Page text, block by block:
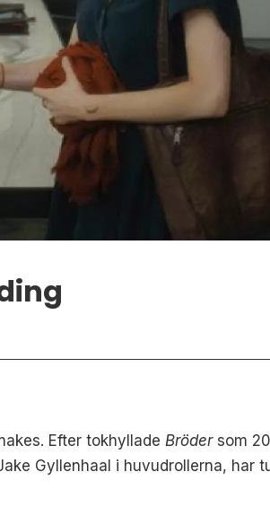
Efter tokhylladeBrödersom
Gyllenhaal i huvudrollerna, har